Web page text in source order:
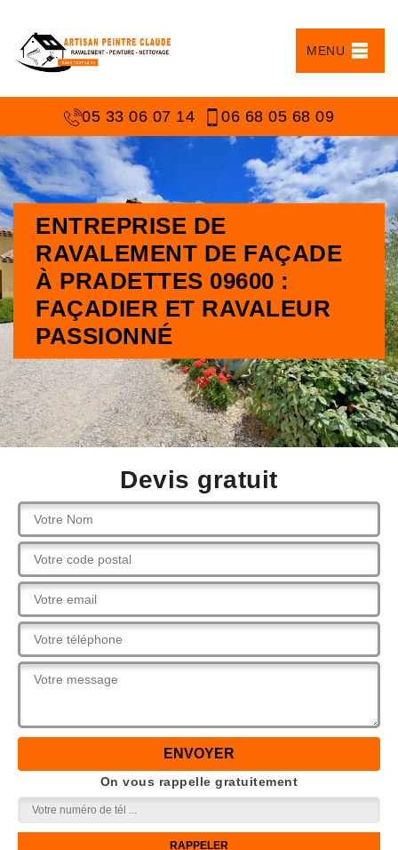
MENU
05 33 06 07 14 06 68 05 68 09
ENTREPRISE DE
RAVALEMENT DE FAÇADE
À PRADETTES 09600 :
FAÇADIER ET RAVALEUR
PASSIONNÉ
Devis gratuit
On vous rappelle gratuitement